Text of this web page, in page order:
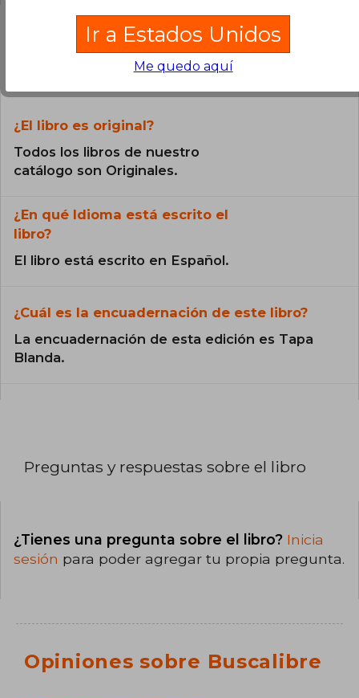
Preguntas frecuentes sobre el libro
¿El libro es original?
Todos los libros de nuestro
catálogo son Originales.
¿En qué Idioma está escrito el
libro?
El libro está escrito en Español.
¿Cuál es la encuadernación de este libro?
La encuadernación de esta edición es Tapa
Blanda.
Preguntas y respuestas sobre el libro
¿Tienes una pregunta sobre el libro? Inicia
sesión para poder agregar tu propia pregunta.
Opiniones sobre Buscalibre
Ir a Estados Unidos
Me quedo aquí